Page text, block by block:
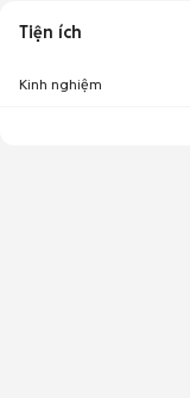
Tiện ích
Kinh nghiệm